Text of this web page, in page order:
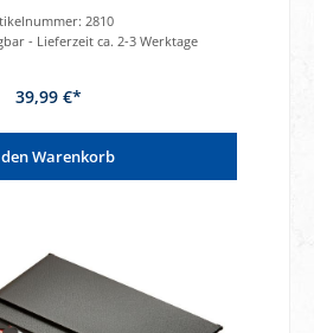
2810
- Lieferzeit ca. 2-3 Werktage
39,99 €*
Warenkorb